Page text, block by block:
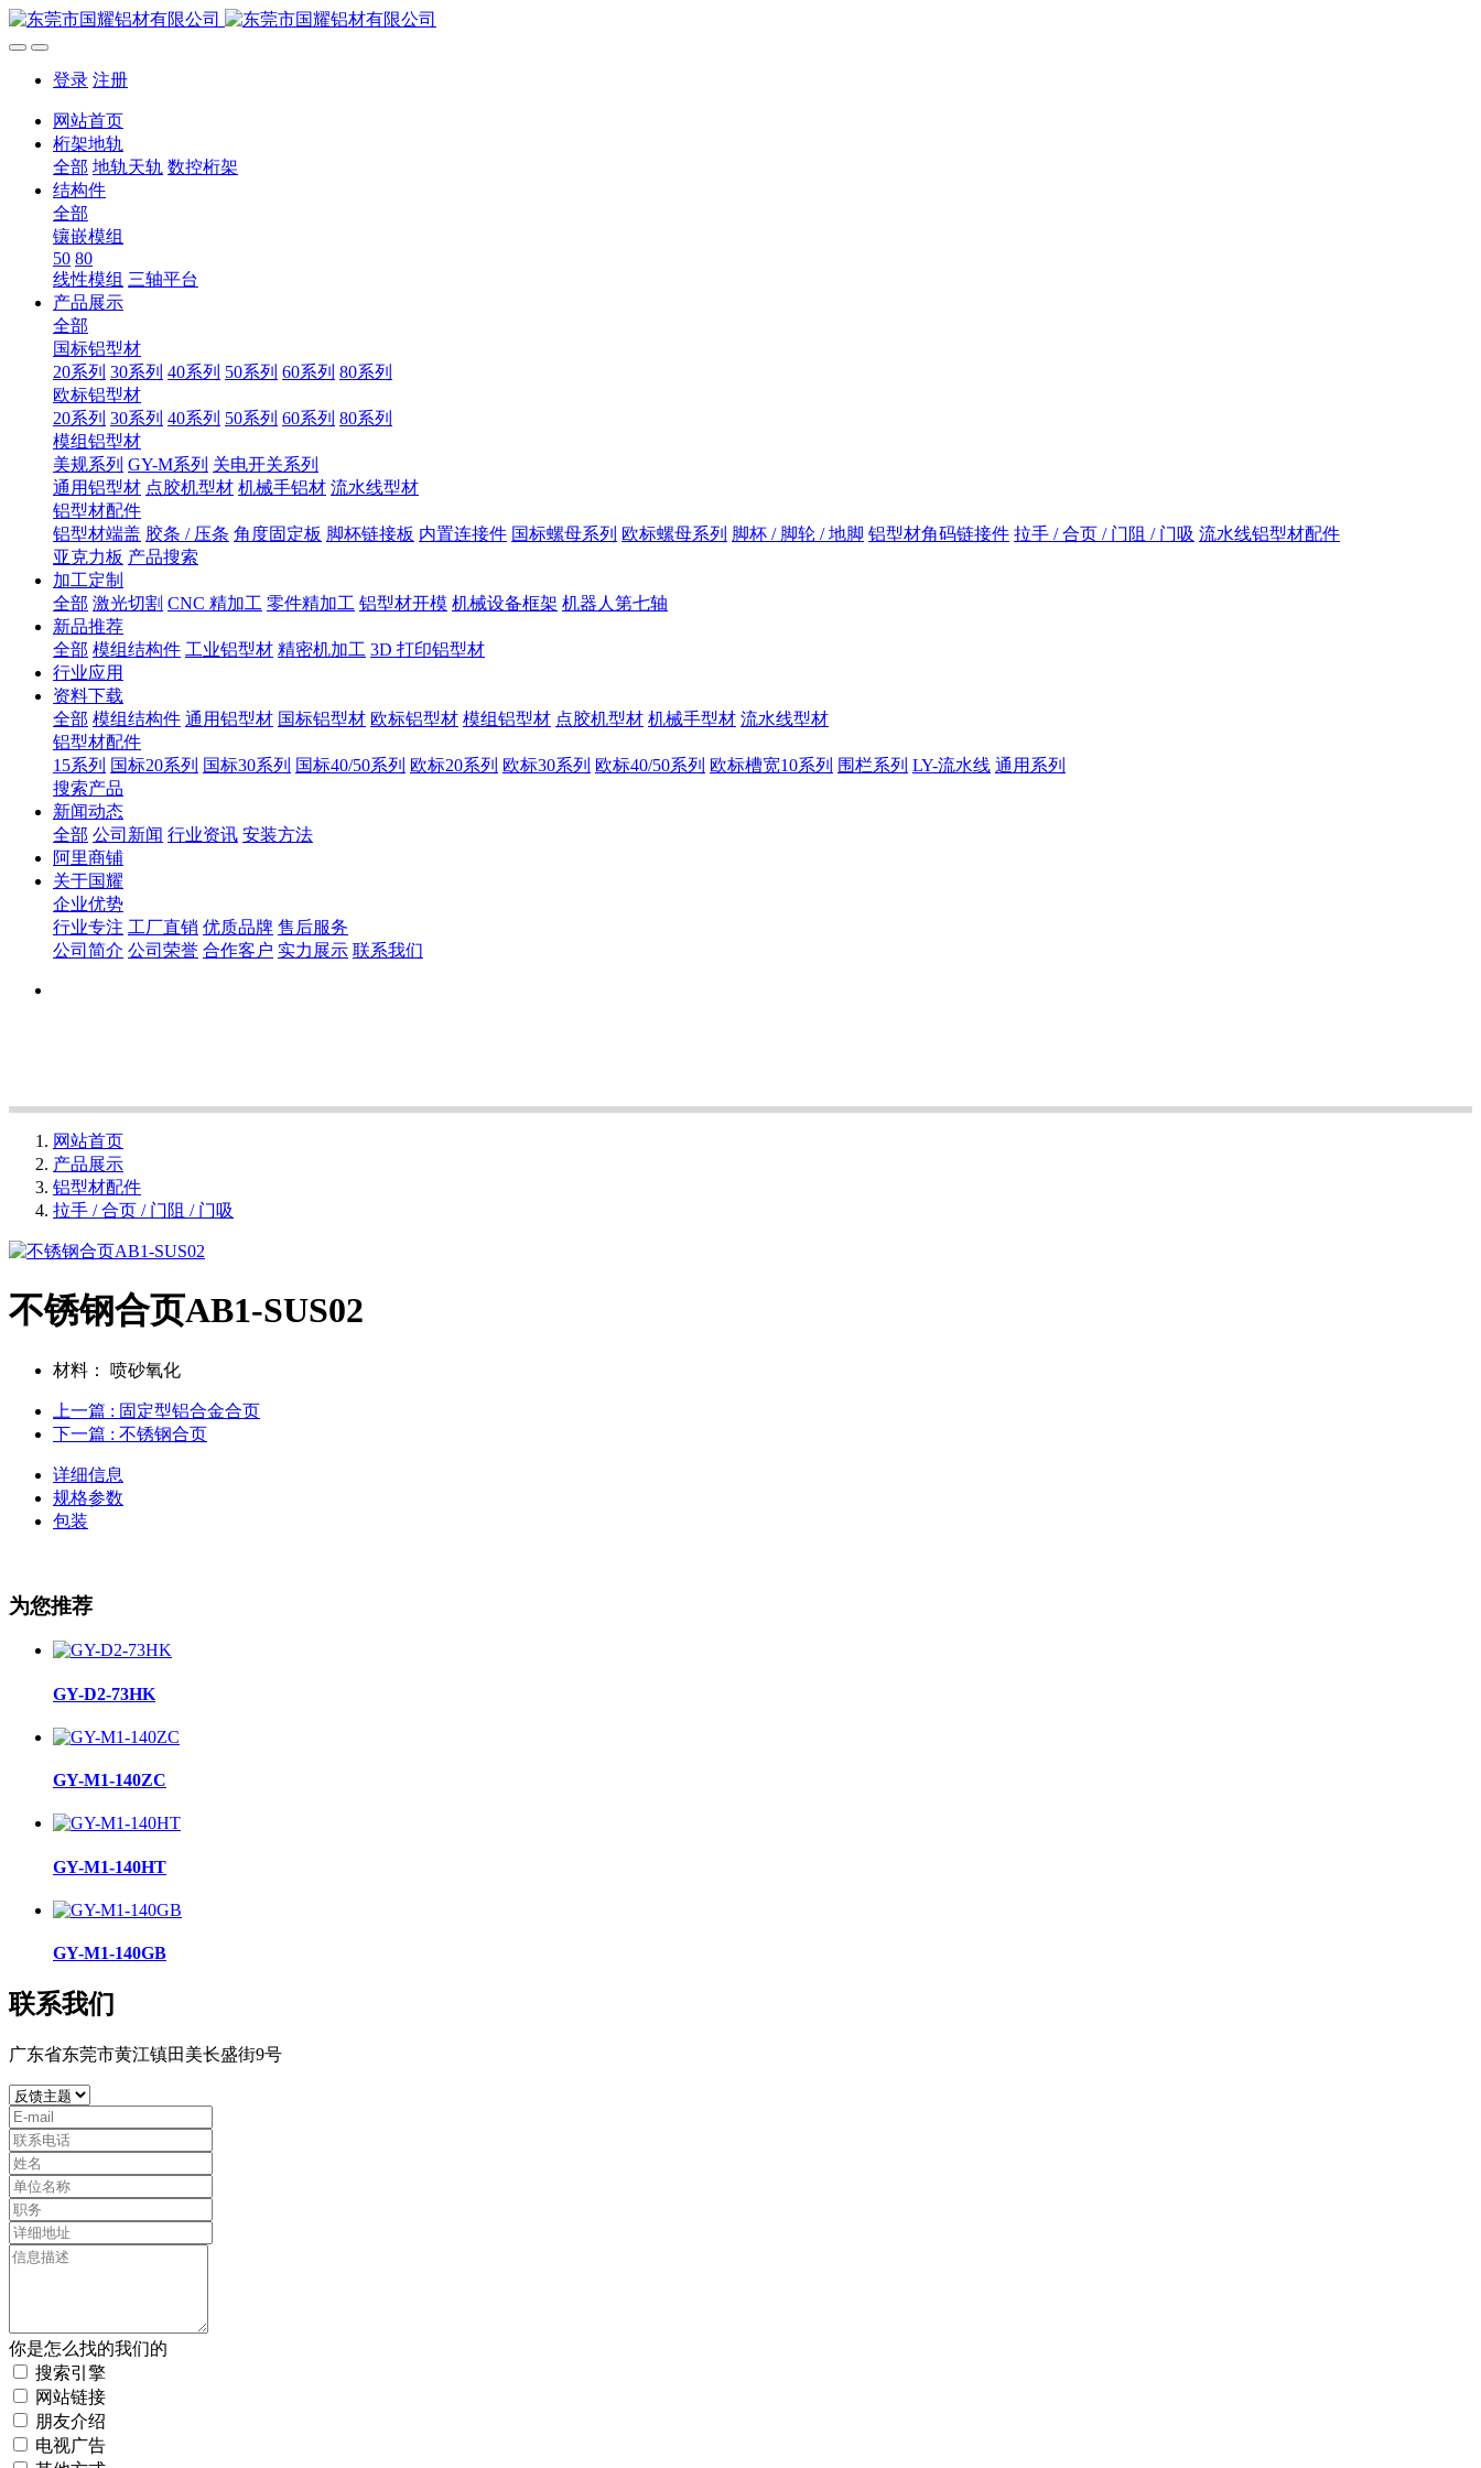
登录 注册
网站首页
桁架地轨
全部 地轨天轨 数控桁架
结构件
全部
镶嵌模组
50 80
线性模组 三轴平台
产品展示
全部
国标铝型材
20系列 30系列 40系列 50系列 60系列 80系列
欧标铝型材
20系列 30系列 40系列 50系列 60系列 80系列
模组铝型材
美规系列 GY-M系列 关电开关系列
通用铝型材 点胶机型材 机械手铝材 流水线型材
铝型材配件
铝型材端盖 胶条 / 压条 角度固定板 脚杯链接板 内置连接件 国标螺母系列 欧标螺母系列 脚杯 / 脚轮 / 地脚 铝型材角码链接件 拉手 / 合页 / 门阻 / 门吸 流水线铝型材配件
亚克力板 产品搜索
加工定制
全部 激光切割 CNC 精加工 零件精加工 铝型材开模 机械设备框架 机器人第七轴
新品推荐
全部 模组结构件 工业铝型材 精密机加工 3D 打印铝型材
行业应用
资料下载
全部 模组结构件 通用铝型材 国标铝型材 欧标铝型材 模组铝型材 点胶机型材 机械手型材 流水线型材
铝型材配件
15系列 国标20系列 国标30系列 国标40/50系列 欧标20系列 欧标30系列 欧标40/50系列 欧标槽宽10系列 围栏系列 LY-流水线 通用系列
搜索产品
新闻动态
全部 公司新闻 行业资讯 安装方法
阿里商铺
关于国耀
企业优势
行业专注 工厂直销 优质品牌 售后服务
公司简介 公司荣誉 合作客户 实力展示 联系我们
网站首页
产品展示
铝型材配件
拉手 / 合页 / 门阻 / 门吸
不锈钢合页AB1-SUS02
材料： 喷砂氧化
上一篇 : 固定型铝合金合页
下一篇 : 不锈钢合页
详细信息
规格参数
包装
为您推荐
GY-D2-73HK
GY-M1-140ZC
GY-M1-140HT
GY-M1-140GB
联系我们
广东省东莞市黄江镇田美长盛街9号
你是怎么找的我们的
搜索引擎
网站链接
朋友介绍
电视广告